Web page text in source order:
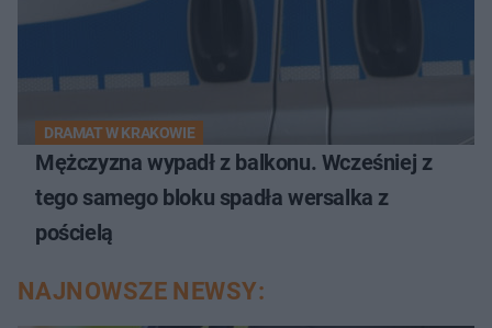
DRAMAT W KRAKOWIE
Mężczyzna wypadł z balkonu. Wcześniej z
tego samego bloku spadła wersalka z
pościelą
NAJNOWSZE NEWSY: